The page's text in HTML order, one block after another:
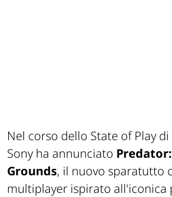
Nel corso dello State of Play
Sony ha annunciato
Grounds, il nuovo sparatutto
multiplayer ispirato all'iconica